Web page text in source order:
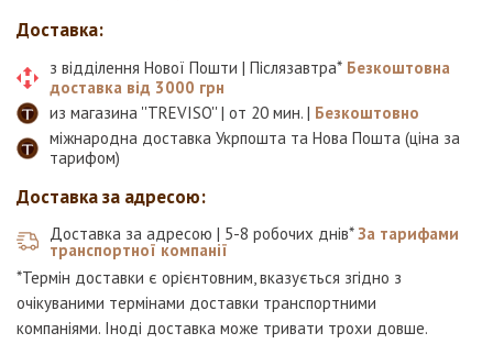
Доставка:
з відділення Нової Пошти | Післязавтра* Безкоштовна
доставка від 3000 грн
из магазина ''TREVISO'' | от 20 мин. | Безкоштовно
міжнародна доставка Укрпошта та Нова Пошта (ціна за
тарифом)
Доставка за адресою:
Доставка за адресою | 5-8 робочих днів*За тарифами
транспортної компанії
*Термін доставки є орієнтовним, вказується згідно з
очікуваними термінами доставки транспортними
компаніями. Іноді доставка може тривати трохи довше.